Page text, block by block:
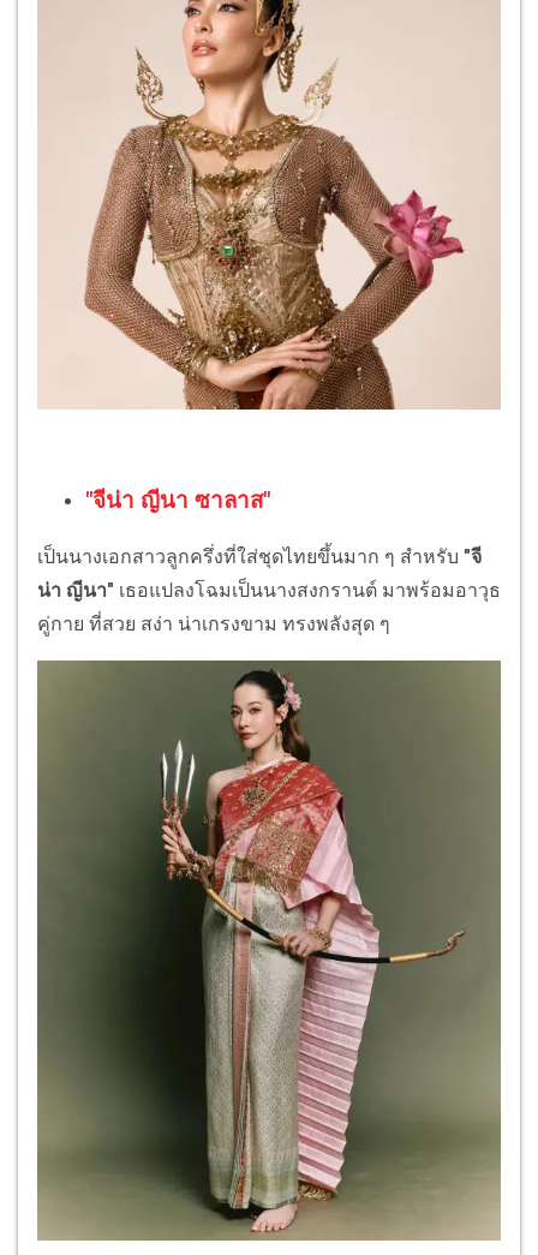
"จีน่า ญีนา ซาลาส"
เป็นนางเอกสาวลูกครึ่งที่ใส่ชุดไทยขึ้นมาก ๆ สำหรับ "จี
น่า ญีนา" เธอแปลงโฉมเป็นนางสงกรานต์ มาพร้อมอาวุธ
คู่กาย ที่สวย สง่า น่าเกรงขาม ทรงพลังสุด ๆ